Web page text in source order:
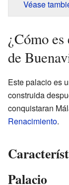
Véase
¿Cómo
de
Este palacio es
construida
conquistaran
Renacimiento.
Palacio